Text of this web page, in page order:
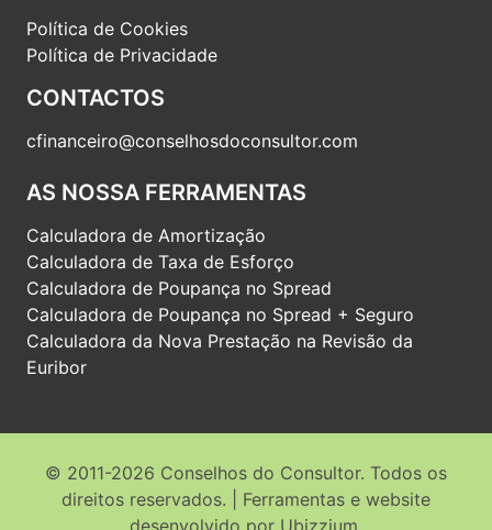
Política de Cookies
Política de Privacidade
CONTACTOS
cfinanceiro@conselhosdoconsultor.com
AS NOSSA FERRAMENTAS
Calculadora de Amortização
Calculadora de Taxa de Esforço
Calculadora de Poupança no Spread
Calculadora de Poupança no Spread + Seguro
Calculadora da Nova Prestação na Revisão da
Euribor
© 2011-2026 Conselhos do Consultor. Todos os
direitos reservados. | Ferramentas e website
desenvolvido por Ubizzium